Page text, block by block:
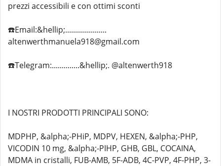
prezzi accessibili e con ottimi sconti
☎️Email:&hellip;.....................
altenwerthmanuela918@gmail.com
☎️Telegram:..............&hellip;. @altenwerth918
I NOSTRI PRODOTTI PRINCIPALI SONO:
MDPHP, &alpha;-PHiP, MDPV, HEXEN, &alpha;-PHP,
VICODIN 10 mg, &alpha;-PIHP, GHB, GBL, COCAINA,
MDMA in cristalli, FUB-AMB, 5F-ADB, 4C-PVP, 4F-PHP, 3-